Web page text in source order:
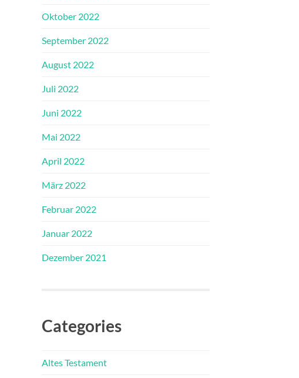
Oktober 2022
September 2022
August 2022
Juli 2022
Juni 2022
Mai 2022
April 2022
März 2022
Februar 2022
Januar 2022
Dezember 2021
Categories
Altes Testament